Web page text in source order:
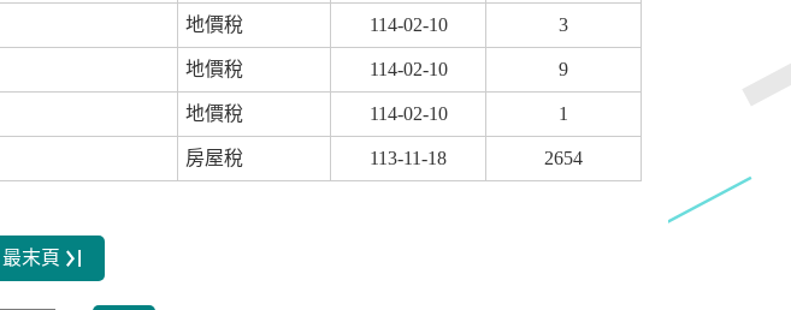
地價稅 114-02-10 3
地價稅 114-02-10 9
地價稅 114-02-10 1
房屋稅 113-11-18 2654
最末頁